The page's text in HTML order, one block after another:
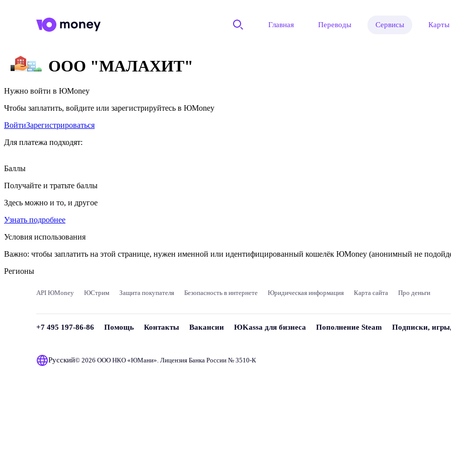
Главная Переводы Сервисы Карты
ООО "МАЛАХИТ"
Нужно войти в ЮMoney
Чтобы заплатить, войдите или зарегистрируйтесь в ЮMoney
ВойтиЗарегистрироваться
Для платежа подходят:
Баллы
Получайте и тратьте баллы
Здесь можно и то, и другое
Узнать подробнее
Условия использования
Важно: чтобы заплатить на этой странице, нужен именной или идентифицированный кошелёк ЮMoney (анонимный не
Регионы
API ЮMoney ЮСтрим Защита покупателя Безопасность в интернете Юридическая информация Карта сайта Про деньги
+7 495 197-86-86 Помощь Контакты Вакансии ЮKassa для бизнеса Пополнение Steam Подписки,
Русский© 2026 ООО НКО «ЮМани». Лицензия Банка России № 3510‑К